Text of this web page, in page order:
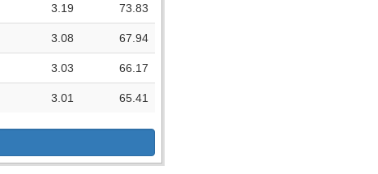
3.19 73.83
3.08 67.94
3.03 66.17
3.01 65.41